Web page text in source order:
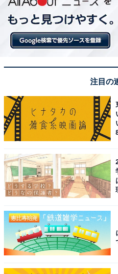
「湯麺」と「タンメン」の
という意味。チャーシューメ
ます。もしメニューに「湯麺
素ラーメン（具なしのスープ
えた麺料理。神奈川の『横濱
満州から引き揚げてきた料理
再現したのがはじまりとされ
日本の中華料理店でタンメン
記する店もありますが、本来
タンメンを中国語で書くなら
注目の